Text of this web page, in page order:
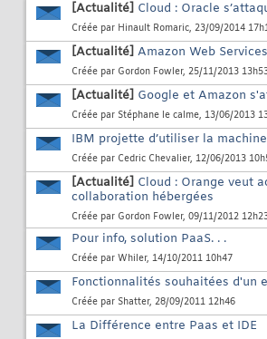
[Actualité] Cloud : Oracle
Créée par Hinault Romaric, 23/09/2014
[Actualité] Amazon Web
Créée par Gordon Fowler, 25/11/2013
[Actualité] Google et Amazon
Créée par Stéphane le calme, 13/06/2013
IBM projette d’utiliser la
Créée par Cedric Chevalier, 12/06/2013
[Actualité] Cloud : Orange veut
collaboration hébergées
Créée par Gordon Fowler, 09/11/2012
Pour info, solution PaaS. . .
Créée par Whiler, 14/10/2011 10h47
Fonctionnalités souhaitées d'un
Créée par Shatter, 28/09/2011 12h46
La Différence entre Paas et IDE